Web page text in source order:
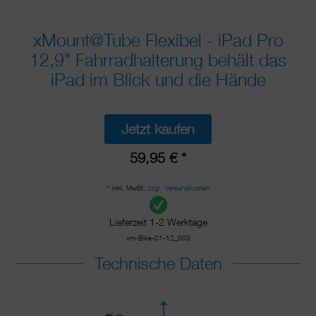
xMount@Tube Flexibel - iPad Pro
12,9" Fahrradhalterung behält das
iPad im Blick und die Hände
Jetzt kaufen
59,95 € *
* inkl. MwSt. zzgl. Versandkosten
Lieferzeit 1-2 Werktage
xm-Bike-01-12_003
Technische Daten